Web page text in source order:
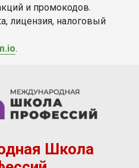
и промокодов.
лицензия, налоговый
.
Школа